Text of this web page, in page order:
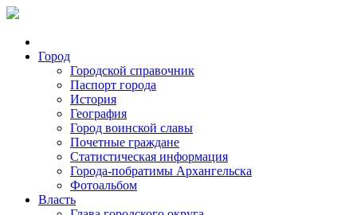
Город
Городской справочник
Паспорт города
История
География
Город воинской славы
Почетные граждане
Статистическая информация
Города-побратимы Архангельска
Фотоальбом
Власть